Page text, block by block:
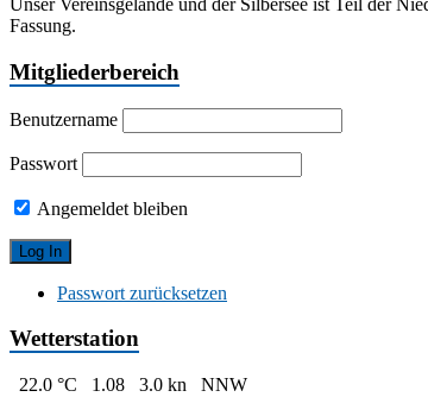
Unser Vereinsgelände und der Silbersee ist Teil der
Fassung.
Mitgliederbereich
Benutzername
Passwort
Angemeldet bleiben
Passwort zurücksetzen
Wetterstation
22.0 °C 1.08 3.0 kn
NNW